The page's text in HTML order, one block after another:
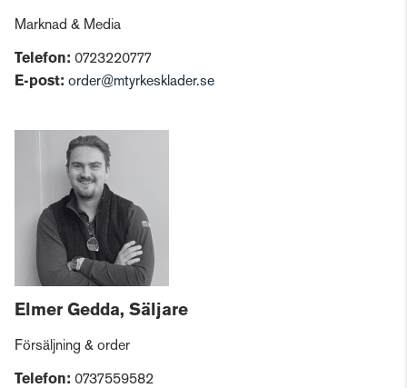
Marknad & Media
Telefon: 0723220777
E-post: order@mtyrkesklader.se
Elmer Gedda, Säljare
Försäljning & order
Telefon: 0737559582